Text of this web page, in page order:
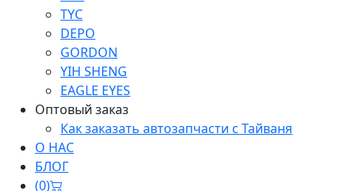
TYC
DEPO
GORDON
YIH SHENG
EAGLE EYES
Оптовый заказ
Как заказать автозапчасти с Тайваня
О НАС
БЛОГ
(0)